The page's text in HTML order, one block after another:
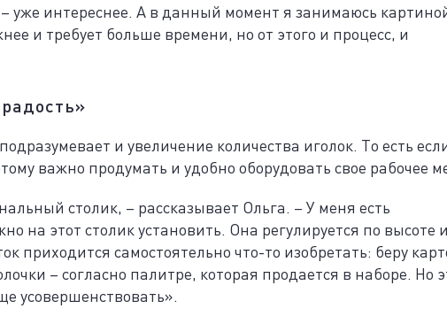
уже интереснее. А в данный момент я занимаюсь
и требует больше времени, но от этого и процесс, и
и увеличение количества иголок. То есть
важно продумать и удобно оборудовать свое рабочее
столик, – рассказывает Ольга. – У меня есть
на этот столик установить. Она регулируется по высоте
приходится самостоятельно что-то изобретать: беру
– согласно палитре, которая продается в наборе. Но
усовершенствовать».